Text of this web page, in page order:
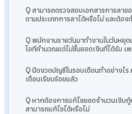
Q สามารถตรวจสอบเอกสารการลา
ตามประเภทการลาได้หรือไม่ และต้อง
Q พนักงานรายวันมาทำงานในวันหยุ
โอทีคำนวณแต่ไม่ขึ้นยอดเงินที่ได้รับ เพ
Q ปิดงวดบัญชีในรอบเดือนทำอย่างไ
เดือนเรียบร้อยแล้ว
Q หากต้องการแก้ไขยอดจำนวนเงิน
สามารถแก้ไขได้หรือไม่